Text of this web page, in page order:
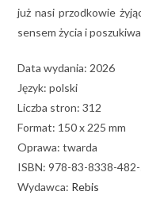
już nasi przodkowie
sensem życia i
Data wydania: 2026
Język: polski
Liczba stron: 312
Format: 150 x 225 mm
Oprawa: twarda
ISBN: 978-83-8338-
Wydawca: Rebis